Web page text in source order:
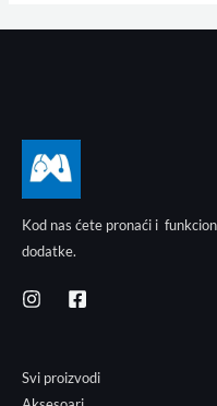
Kod nas ćete pronaći i
dodatke.
Svi proizvodi